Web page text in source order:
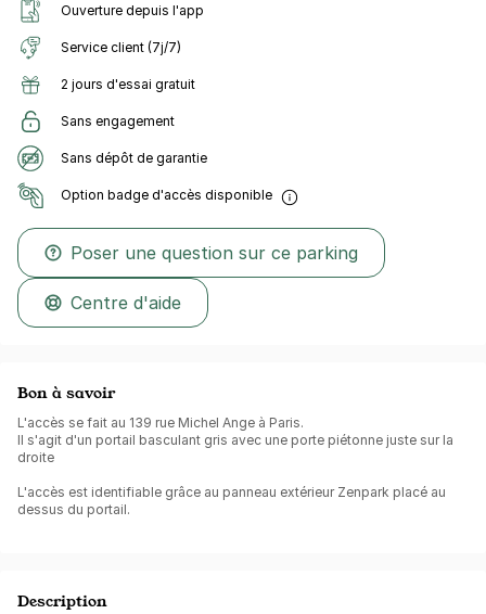
Ouverture depuis l'app
Service client (7j/7)
2 jours d'essai gratuit
Sans engagement
Sans dépôt de garantie
Option badge d'accès disponible
Poser une question sur ce parking
Centre d'aide
Bon à savoir
L'accès se fait au 139 rue Michel Ange à Paris.
Il s'agit d'un portail basculant gris avec une porte piétonne juste sur la
droite
L'accès est identifiable grâce au panneau extérieur Zenpark placé au
dessus du portail.
Description